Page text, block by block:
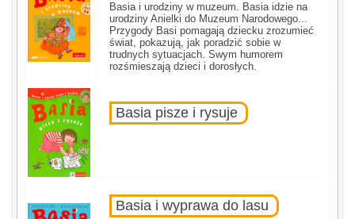
Basia i urodziny w muzeum. Basia idzie na
urodziny Anielki do Muzeum Narodowego...
Przygody Basi pomagają dziecku zrozumieć
świat, pokazują, jak poradzić sobie w
trudnych sytuacjach. Swym humorem
rozśmieszają dzieci i dorosłych.
Basia pisze i rysuje
Basia i wyprawa do lasu